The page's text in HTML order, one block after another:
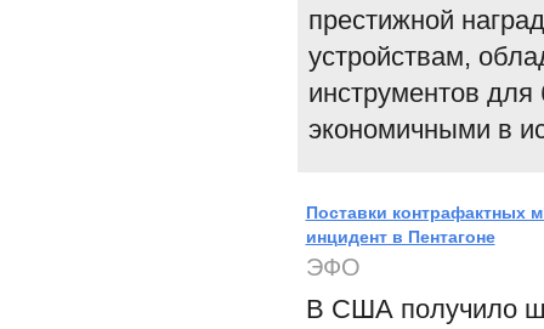
престижной
устройствам,
инструментов
экономичными в
Поставки контрафактных
инцидент в Пентагоне
ЭФО
В США получило